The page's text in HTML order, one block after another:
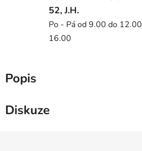
52, J.H.
Po - Pá od 9.00 do
16.00
Popis
Diskuze